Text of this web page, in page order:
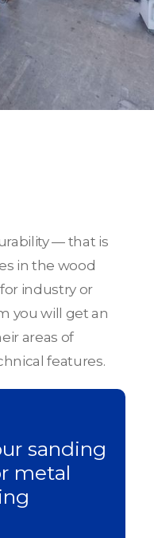
— that is
in the wood
industry or
you will get an
areas of
features.
sanding
metal